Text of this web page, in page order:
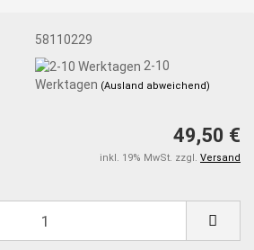
58110229
2-10
Werktagen (Ausland abweichend)
49,50 €
inkl. 19% MwSt. zzgl. Versand